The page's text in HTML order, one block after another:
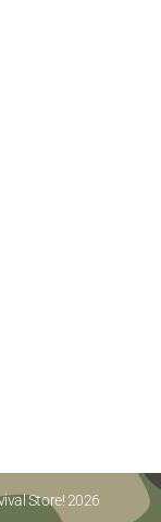
Store! 2026